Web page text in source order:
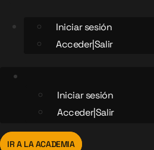
Iniciar sesión
Acceder|Salir
Iniciar sesión
Acceder|Salir
IR A LA ACADEMIA